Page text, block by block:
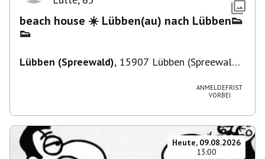
beach house ☀️ Lübben(au) nach Lübben👟
👟
Lübben (Spreewald), 15907 Lübben (Spreewald),
ANMELDEFRIST
VORBEI
Heute, 09.08.2026
13:00